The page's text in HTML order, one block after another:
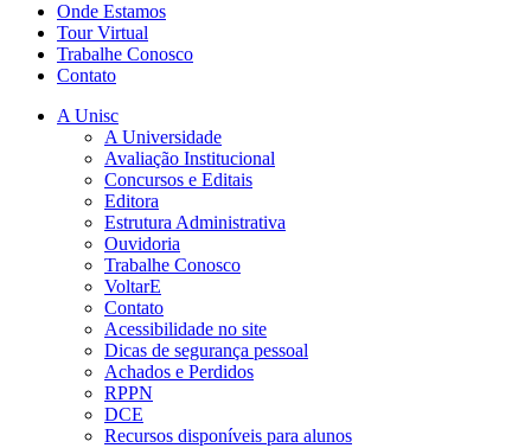
Onde Estamos
Tour Virtual
Trabalhe Conosco
Contato
A Unisc
A Universidade
Avaliação Institucional
Concursos e Editais
Editora
Estrutura Administrativa
Ouvidoria
Trabalhe Conosco
VoltarE
Contato
Acessibilidade no site
Dicas de segurança pessoal
Achados e Perdidos
RPPN
DCE
Recursos disponíveis para alunos